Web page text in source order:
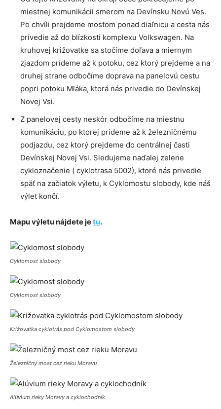
miestnej komunikácii smerom na Devínsku Novú Ves.
Po chvíli prejdeme mostom ponad diaľnicu a cesta nás
privedie až do blízkosti komplexu Volkswagen. Na
kruhovej križovatke sa stočíme doľava a miernym
zjazdom prídeme až k potoku, cez ktorý prejdeme a na
druhej strane odbočíme doprava na panelovú cestu
popri potoku Mláka, ktorá nás privedie do Devínskej
Novej Vsi.
Z panelovej cesty neskôr odbočíme na miestnu
komunikáciu, po ktorej prídeme až k železničnému
podjazdu, cez ktorý prejdeme do centrálnej časti
Devínskej Novej Vsi. Sledujeme naďalej zelene
cykloznačenie ( cyklotrasa 5002), ktoré nás privedie
späť na začiatok výletu, k Cyklomostu slobody, kde náš
výlet končí.
Mapu výletu nájdete jetu.
Cyklomost slobody
Cyklomost slobody
Križovatka cyklotrás pod Cyklomostom slobody
Železničný most cez rieku Moravu
Alúvium rieky Moravy a cyklochodník